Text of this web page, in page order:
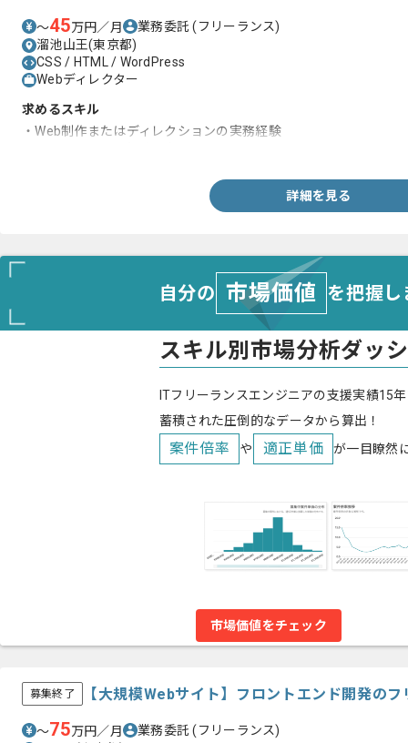
〜45万円／月 業務委託(フリーランス)
溜池山王(東京都)
CSS / HTML / WordPress
Webディレクター
求めるスキル
・Web制作またはディレクションの実務経験
詳細を見る
自分の 市場価値 を把握
スキル別市場分析ダッ
ITフリーランスエンジニアの支援実績15
蓄積された圧倒的なデータから算出！
案件倍率 や 適正単価 が一目瞭然
市場価値をチェック
募集終了 【大規模Webサイト】フロントエンド開発の
〜75万円／月 業務委託(フリーランス)